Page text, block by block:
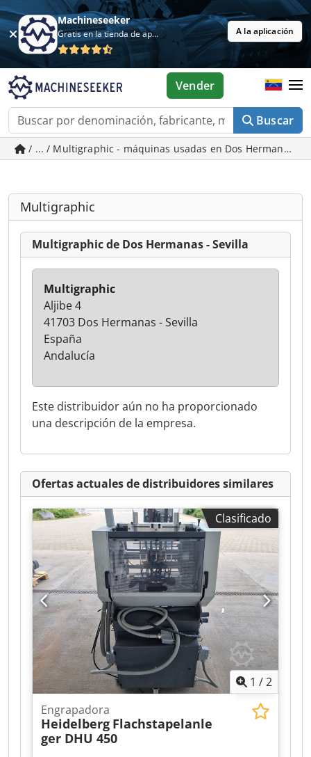
Machineseeker
Gratis en la tienda de aplicaciones A la aplicación
Buscar
Vender
/ ... / Multigraphic - máquinas usadas en Dos Hermanas -
Multigraphic
Multigraphic de Dos Hermanas - Sevilla
Este distribuidor aún no ha proporcionado
una descripción de la empresa.
Multigraphic
Aljibe 4
41703 Dos Hermanas - Sevilla
España
Andalucía
Ofertas actuales de distribuidores similares
Clasificado
1 /2
Engrapadora
Heidelberg Flachstapelanle
ger DHU 450